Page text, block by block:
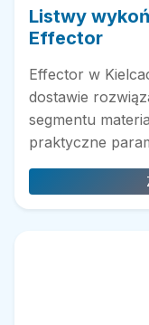
Listwy
Effector
Effector w
dostawie
segmentu
praktyczne